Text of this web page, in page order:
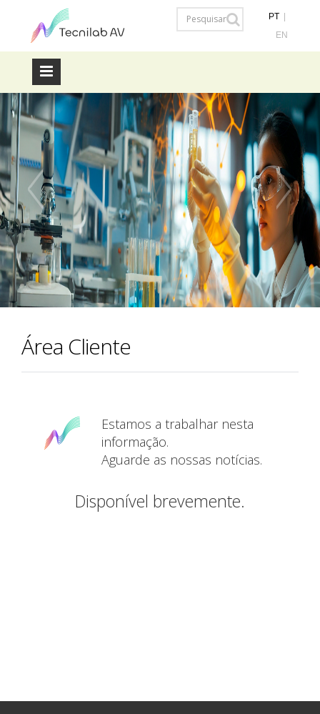
PT
EN
Área Cliente
Estamos a trabalhar nesta
informação.
Aguarde as nossas notícias.
Disponível brevemente.